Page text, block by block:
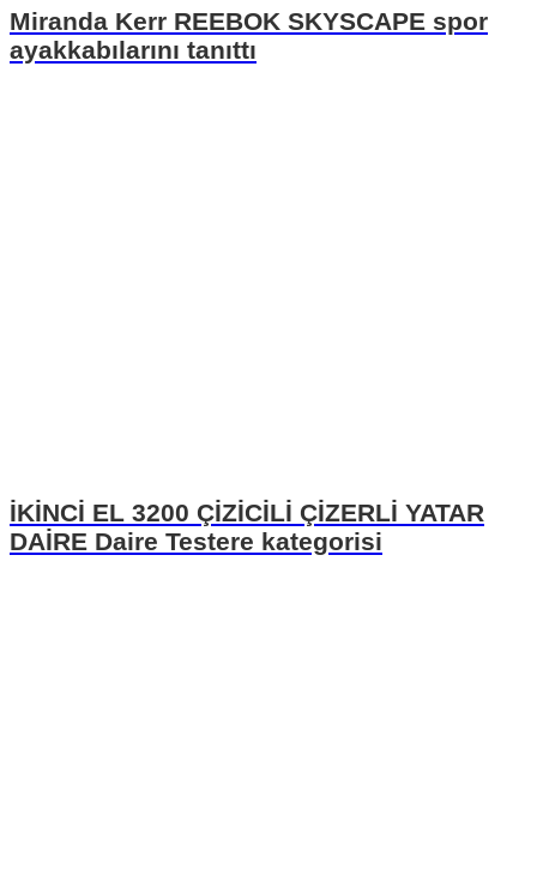
Miranda Kerr REEBOK SKYSCAPE spor
ayakkabılarını tanıttı
İKİNCİ EL 3200 ÇİZİCİLİ ÇİZERLİ YATAR
DAİRE Daire Testere kategorisi